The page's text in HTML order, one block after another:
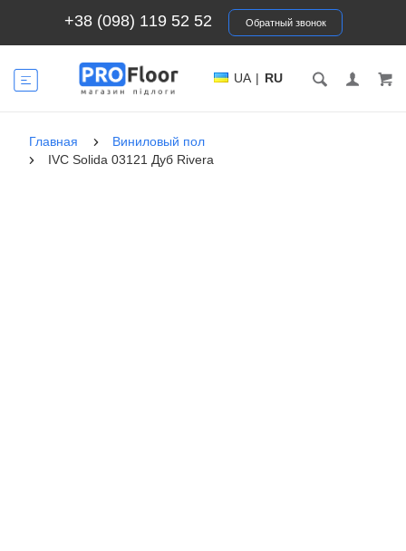
+38 (098) 119 52 52 Обратный звонок
UA | RU
Главная
Виниловый пол
IVC Solida 03121 Дуб Rivera